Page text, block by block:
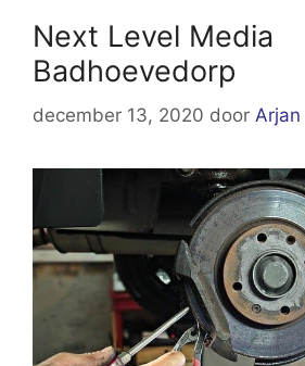
Next Level Media
Badhoevedorp
december 13, 2020 door Arjan